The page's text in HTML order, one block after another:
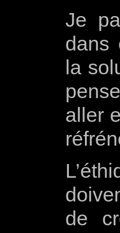
Je
dans
la
aller
de